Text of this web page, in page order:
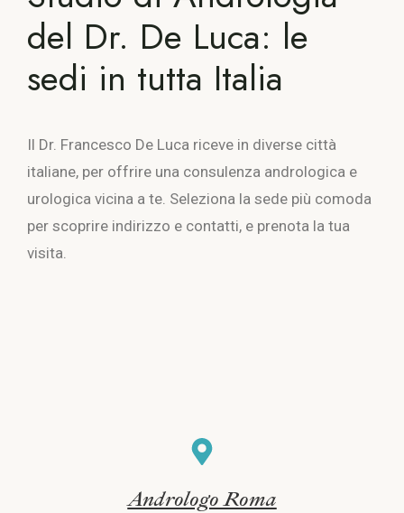
del Dr. De Luca: le
sedi in tutta Italia
Il Dr. Francesco De Luca riceve in diverse città
italiane, per offrire una consulenza andrologica e
urologica vicina a te. Seleziona la sede più comoda
per scoprire indirizzo e contatti, e prenota la tua
visita.
Andrologo Roma